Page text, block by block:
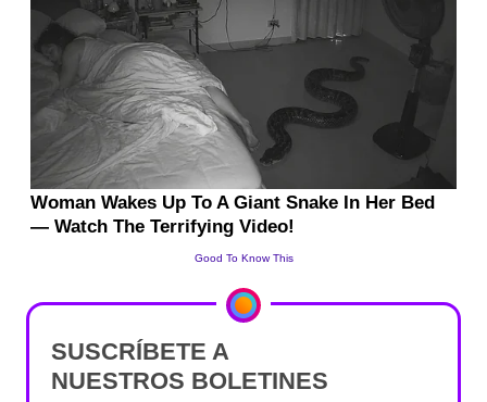
SUSCRÍBETE A
NUESTROS BOLETINES